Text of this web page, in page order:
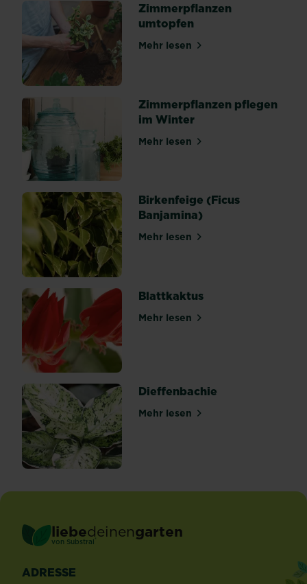
bei
Pflanzenliebhabern
beliebt
–
ihre
dunkelgrünen
und
geschlitzten
Blätter
liegen
stark
im
Trend
und...
Zimmerpflanzen
umtopfen
Mehr lesenüber Zimmerpflanzen
Zimmerpflanzen pflegen
im Winter
Mehr lesenüber Zimmerpflanzen
Birkenfeige (Ficus
Banjamina)
Mehr lesenüber Birkenfeige (Ficus
Blattkaktus
Mehr lesenüber Blattkaktus
Dieffenbachie
Mehr lesenüber Dieffenbachie
liebedeinengarten
von Substral ®
ADRESSE